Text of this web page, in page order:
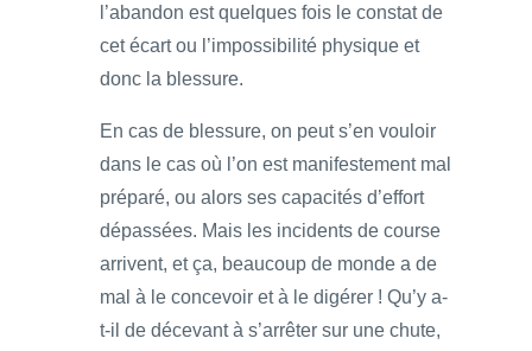
l’abandon est quelques fois le constat de
cet écart ou l’impossibilité physique et
donc la blessure.
En cas de blessure, on peut s’en vouloir
dans le cas où l’on est manifestement mal
préparé, ou alors ses capacités d’effort
dépassées. Mais les incidents de course
arrivent, et ça, beaucoup de monde a de
mal à le concevoir et à le digérer ! Qu’y a-
t-il de décevant à s’arrêter sur une chute,